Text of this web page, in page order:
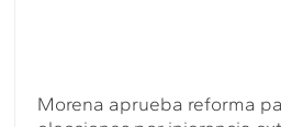
Morena aprueba reforma